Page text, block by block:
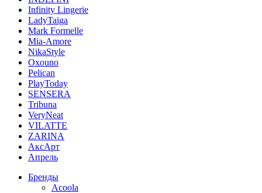
Infinity Lingerie
LadyTaiga
Mark Formelle
Mia-Amore
NikaStyle
Oxouno
Pelican
PlayToday
SENSERA
Tribuna
VeryNeat
VILATTE
ZARINA
АксАрт
Апрель
Бренды
Acoola